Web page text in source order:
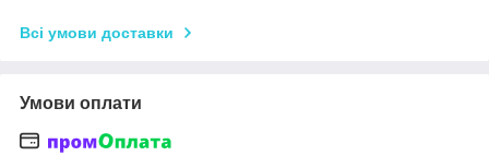
Всі умови доставки
Умови оплати